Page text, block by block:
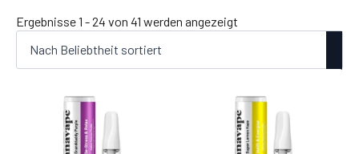
Ergebnisse 1 - 24 von 41 werden angezeigt